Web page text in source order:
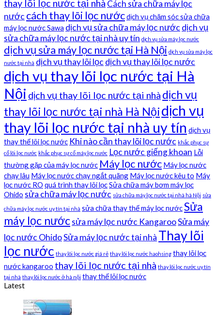
thay lõi lọc nước tại nhà Cách sửa chữa máy lọc
nước cách thay lõi lọc nướcdịch vụ chăm sóc sửa chữa
máy lọc nước Sawa dịch vụ sửa chữa máy lọc nước dịch vụ
sửa chữa máy lọc nước tại nhà uy tín dịch vụ sửa máy lọc nước
dịch vụ sửa máy lọc nước tại Hà Nội dịch vụ sửa máy lọc
nước tại nhà dịch vụ thay lõi lọc dịch vụ thay lõi lọc nước
dịch vụ thay lõi lọc nước tại Hà
Nội dịch vụ thay lõi lọc nước tại nhà dịch vụ
thay lõi lọc nước tại nhà Hà Nộidịch vụ
thay lõi lọc nước tại nhà uy tín dịch vụ
thay thế lõi lọc nước Khi nào cần thay lõi lọc nước khắc phục sự
cố lõi lọc nước khắc phục sự cố máy lọc nước Lọc nước giếng khoan Lỗi
thường gặp của máy lọc nước Máy lọc nước Máy lọc nước
chạy lâu Máy lọc nước chạy ngắt quãng Máy lọc nước kêu to Máy
lọc nước RO quá trình thay lõi lọcSửa chữa máy bơm máy lọc
Ohido sửa chữa máy lọc nước sửa chữa máy lọc nước tại nhà hà Nội sửa
chữa máy lọc nước uy tín tại nhà sửa chữa thay thế máy lọc nướcSửa
máy lọc nướcsửa máy lọc nước KangarooSửa máy
lọc nước OhidoSửa máy lọc nước tại nhà Thay lõi
lọc nước thay lõi lọc nước giá rẻ thay lõi lọc nước haohsing thay lõi lọc
nước kangaroo thay lõi lọc nước tại nhà thay lõi lọc nước uy tín
tại nhà thay lõi lọc nước ở hà nội thay thế lõi lọc nước
Latest